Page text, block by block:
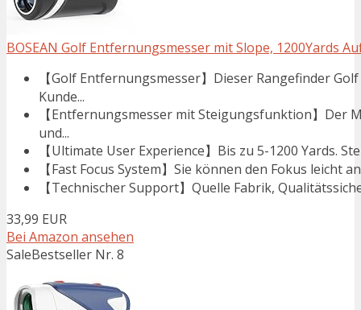
BOSEAN Golf Entfernungsmesser mit Slope, 1200Yards
【Golf Entfernungsmesser】Dieser Rangefinder
Kunde...
【Entfernungsmesser mit Steigungsfunktion】Der
und...
【Ultimate User Experience】Bis zu 5-1200 Yards.
【Fast Focus System】Sie können den Fokus leicht
【Technischer Support】Quelle Fabrik,
33,99 EUR
Bei Amazon ansehen
SaleBestseller Nr. 8